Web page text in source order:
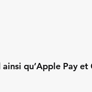
qu’Apple Pay